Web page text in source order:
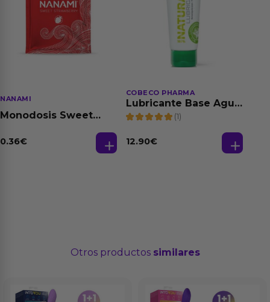
NANAMI
Monodosis Sweet
0.36€
COBECO PHARMA
Lubricante Base Agua
100% Natural 125 ml
(1)
12.90€
Otros productos similares